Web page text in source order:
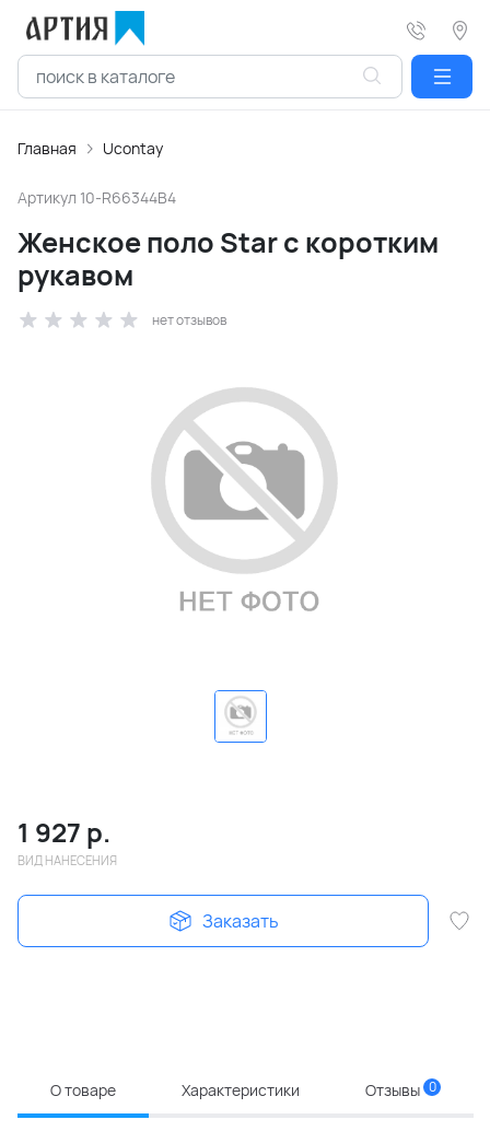
Главная Ucontay
Артикул 10-R66344B4
Женское поло Star с коротким
рукавом
нет отзывов
1 927 р.
ВИД НАНЕСЕНИЯ
Заказать
О товаре Характеристики Отзывы 0